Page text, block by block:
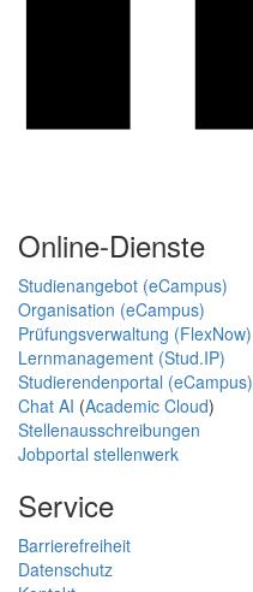
Online-Dienste
Studienangebot (eCampus)
Organisation (eCampus)
Prüfungsverwaltung (FlexNow)
Lernmanagement (Stud.IP)
Studierendenportal (eCampus)
Chat AI (Academic Cloud)
Stellenausschreibungen
Jobportal stellenwerk
Service
Barrierefreiheit
Datenschutz